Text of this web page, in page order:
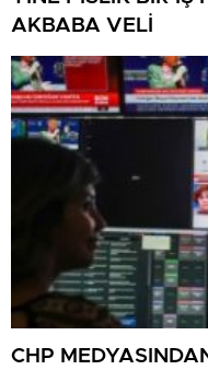
AKBABA VELİ
CHP